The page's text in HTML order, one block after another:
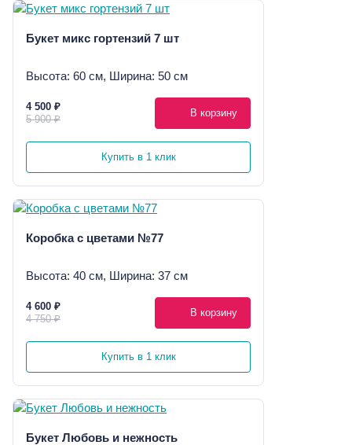
Букет микс гортензий 7 шт
Высота: 60 см, Ширина: 50 см
4 500 ₽
5 900 ₽
В корзину
Купить в 1 клик
Коробка с цветами №77
Высота: 40 см, Ширина: 37 см
4 600 ₽
4 750 ₽
В корзину
Купить в 1 клик
Букет Любовь и нежность